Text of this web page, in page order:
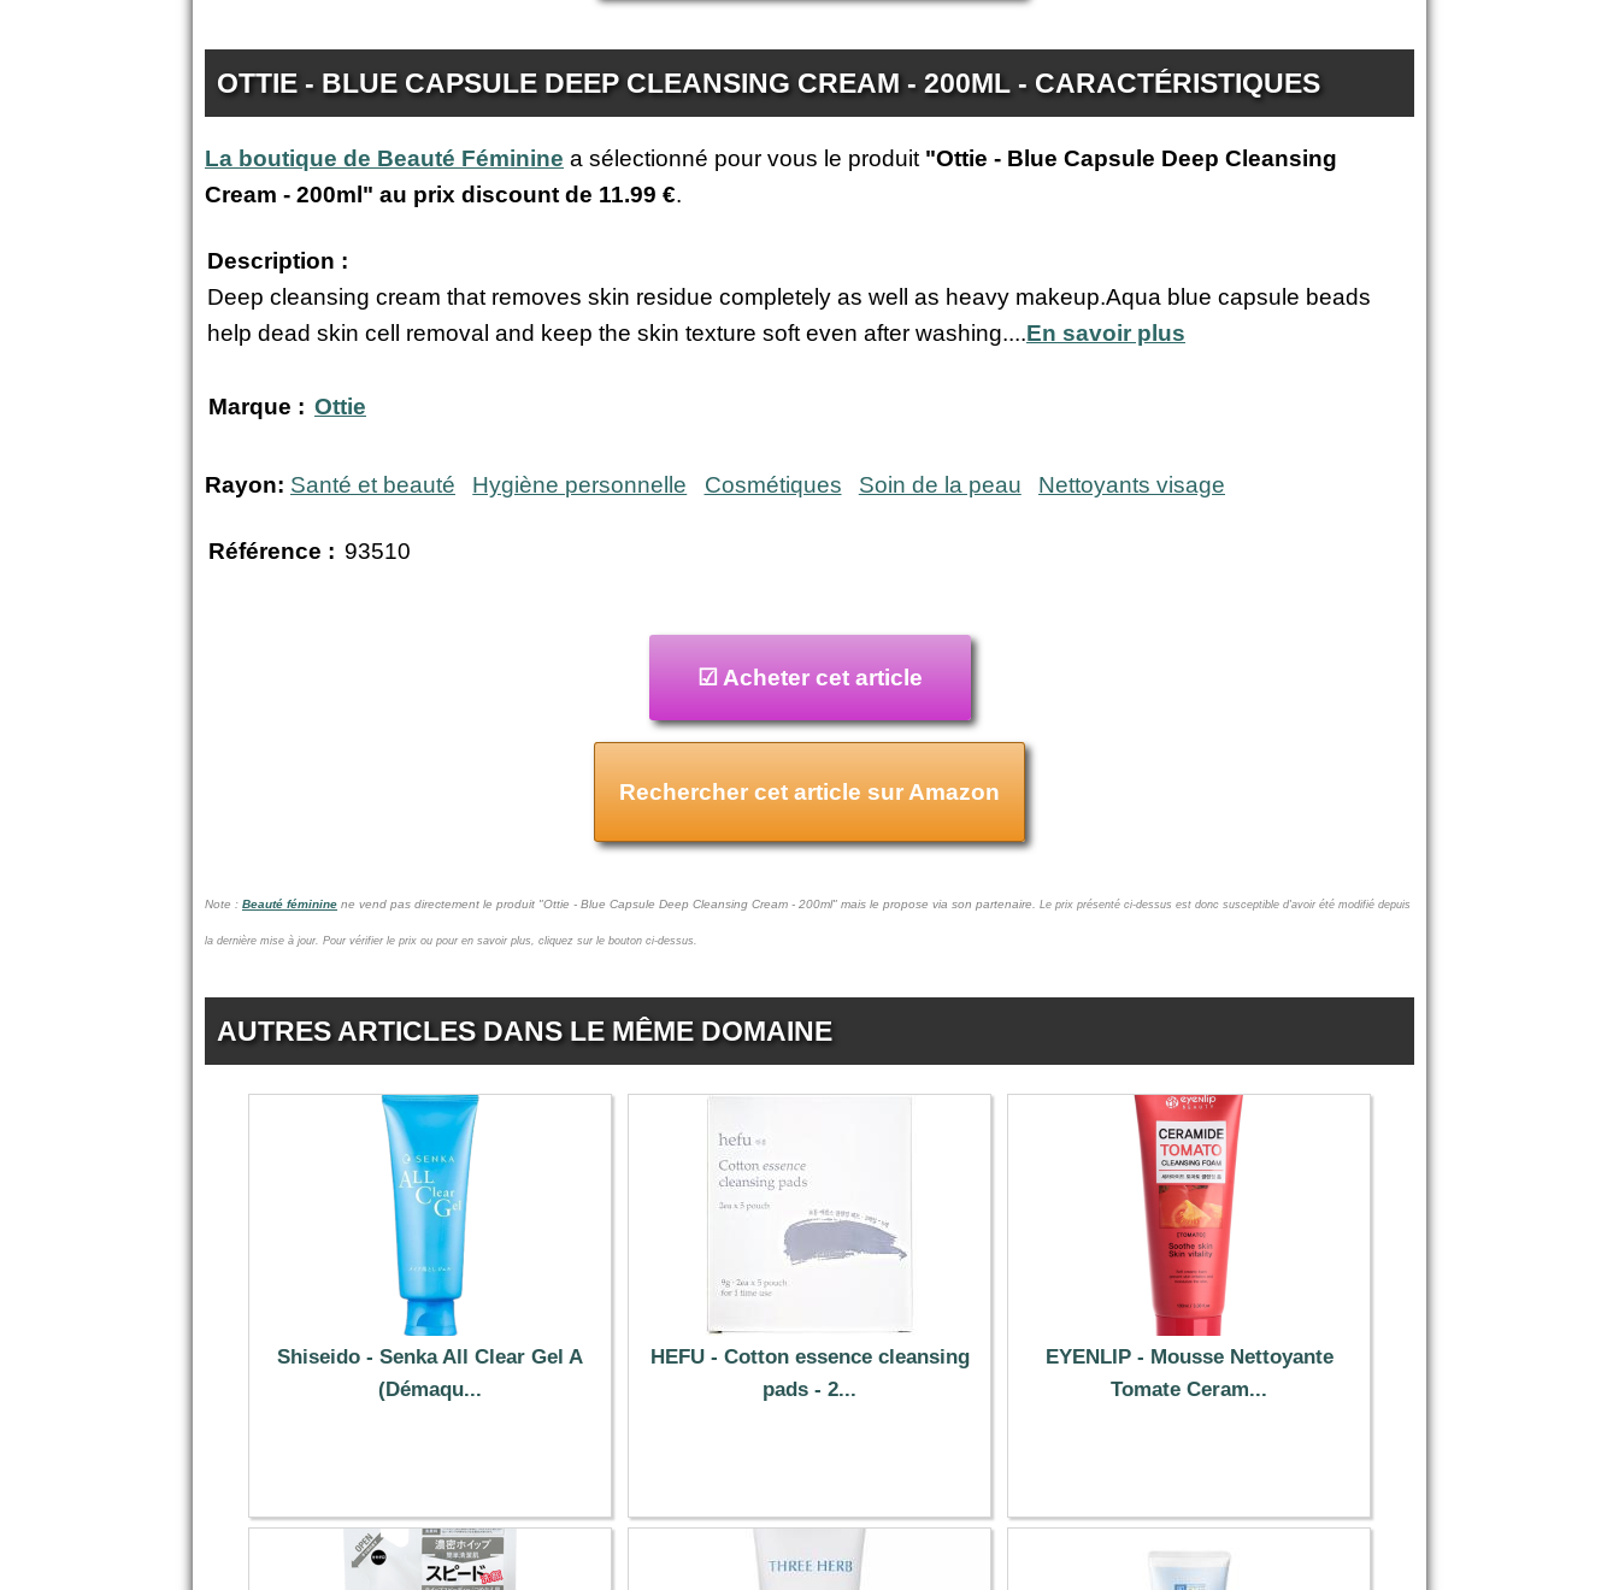
OTTIE - BLUE CAPSULE DEEP CLEANSING CREAM - 200ML - CARACTÉRISTIQUES
La boutique de Beauté Féminine a sélectionné pour vous le produit "Ottie - Blue Capsule Deep Cleansing
Cream - 200ml" au prix discount de 11.99 €.
Description :
Deep cleansing cream that removes skin residue completely as well as heavy makeup.Aqua blue capsule beads
help dead skin cell removal and keep the skin texture soft even after washing....En savoir plus
Marque : Ottie
Rayon: Santé et beauté Hygiène personnelle Cosmétiques Soin de la peau Nettoyants visage
Référence : 93510
☑ Acheter cet article
Rechercher cet article sur Amazon
Note : Beauté féminine ne vend pas directement le produit "Ottie - Blue Capsule Deep Cleansing Cream - 200ml" mais le propose via son partenaire. Le prix présenté ci-dessus est donc susceptible d'avoir été modifié depuis
la dernière mise à jour. Pour vérifier le prix ou pour en savoir plus, cliquez sur le bouton ci-dessus.
AUTRES ARTICLES DANS LE MÊME DOMAINE
Shiseido - Senka All Clear Gel A
(Démaqu...
HEFU - Cotton essence cleansing
pads - 2...
EYENLIP - Mousse Nettoyante
Tomate Ceram...